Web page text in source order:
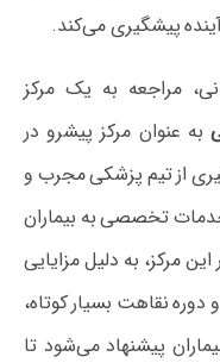
پیشگیری می‌کند.
مراجعه به یک مرکز
به عنوان مرکز پیشرو در
از تیم پزشکی مجرب و
خدمات تخصصی به بیماران
مرکز، به دلیل مزایایی
نقاهت بسیار کوتاه،
پیشنهاد می‌شود تا